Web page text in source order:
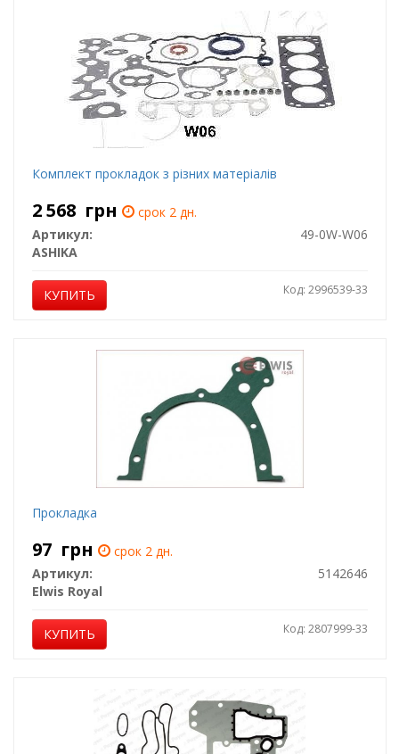
Комплект прокладок з різних матеріалів
2 568 грн
срок 2 дн.
Артикул:
49-0W-W06
ASHIKA
КУПИТЬ Код: 2996539-33
Прокладка
97 грн
срок 2 дн.
Артикул:
5142646
Elwis Royal
КУПИТЬ Код: 2807999-33